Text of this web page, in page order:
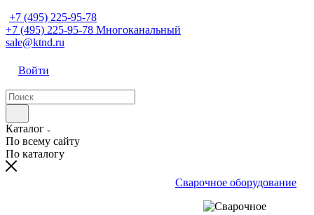
+7 (495) 225-95-78
+7 (495) 225-95-78 Многоканальный
sale@ktnd.ru
Войти
Каталог
По всему сайту
По каталогу
Сварочное оборудование